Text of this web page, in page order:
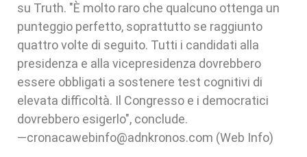
su Truth. "È molto raro che qualcuno ottenga un
punteggio perfetto, soprattutto se raggiunto
quattro volte di seguito. Tutti i candidati alla
presidenza e alla vicepresidenza dovrebbero
essere obbligati a sostenere test cognitivi di
elevata difficoltà. Il Congresso e i democratici
dovrebbero esigerlo", conclude.
—cronacawebinfo@adnkronos.com (Web Info)